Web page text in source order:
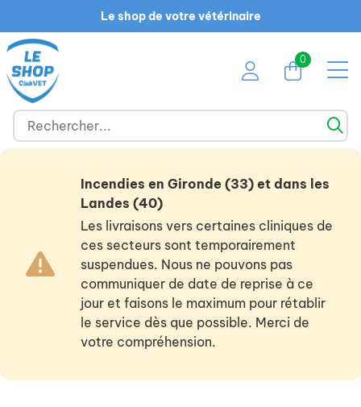
Le shop de votre vétérinaire
0
Incendies en Gironde (33) et dans les
Landes (40)
Les livraisons vers certaines cliniques de
ces secteurs sont temporairement
suspendues. Nous ne pouvons pas
communiquer de date de reprise à ce
jour et faisons le maximum pour rétablir
le service dès que possible. Merci de
votre compréhension.